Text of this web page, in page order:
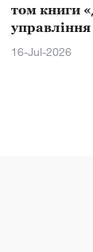
том книги
16-Jul-2026